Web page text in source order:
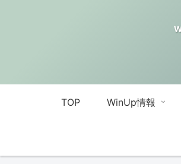
TOP WinUp情報